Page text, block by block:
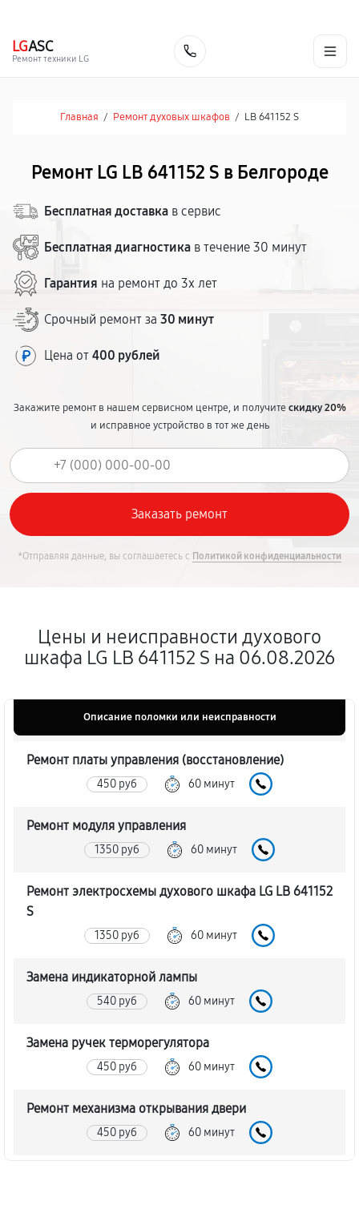
LGASC
Ремонт техники LG
Главная / Ремонт духовых шкафов / LB 641152 S
Ремонт LG LB 641152 S в Белгороде
Бесплатная доставка в сервис
Бесплатная диагностика в течение 30 минут
Гарантия на ремонт до 3х лет
Срочный ремонт за 30 минут
Цена от 400 рублей
Закажите ремонт в нашем сервисном центре, и получитескидку 20%
и исправное устройство в тот же день
*Отправляя данные, вы соглашаетесь с Политикой конфиденциальности
Цены и неисправности духового
шкафа LG LB 641152 S на 06.08.2026
Описание поломки или неисправности
Ремонт платы управления (восстановление)
450 руб 60 минут
Ремонт модуля управления
1350 руб 60 минут
Ремонт электросхемы духового шкафа LG LB 641152
S
1350 руб 60 минут
Замена индикаторной лампы
540 руб 60 минут
Замена ручек терморегулятора
450 руб 60 минут
Ремонт механизма открывания двери
450 руб 60 минут